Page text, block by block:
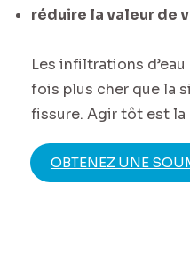
réduire la valeur de
Les infiltrations
fois plus cher que la
fissure. Agir tôt est
OBTENEZ UNE